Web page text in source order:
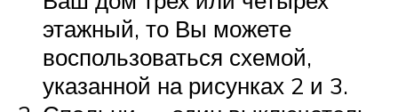
этажный, то Вы можете
воспользоваться схемой,
указанной на рисунках 2 и 3.